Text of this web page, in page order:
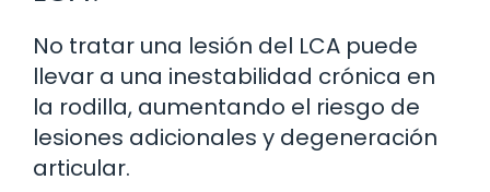
No tratar una lesión del LCA puede
llevar a una inestabilidad crónica en
la rodilla, aumentando el riesgo de
lesiones adicionales y degeneración
articular.